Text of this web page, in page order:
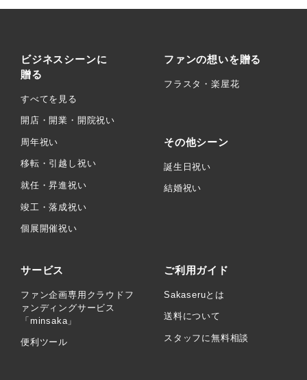
ビジネスシーンに
贈る
すべてを見る
開店・開業・開院祝い
周年祝い
移転・引越し祝い
就任・昇進祝い
竣工・落成祝い
個展開催祝い
ファンの想いを贈る
フラスタ・楽屋花
その他シーン
誕生日祝い
結婚祝い
サービス
ファン企画専用クラウドフ
ァンディングサービス
「minsaka」
便利ツール
ご利用ガイド
Sakaseruとは
送料について
スタッフに無料相談